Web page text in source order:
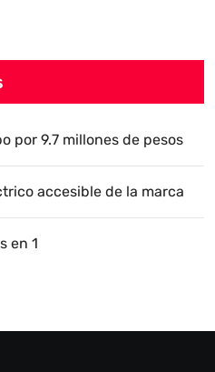
por 9.7 millones de pesos
accesible de la marca
en 1